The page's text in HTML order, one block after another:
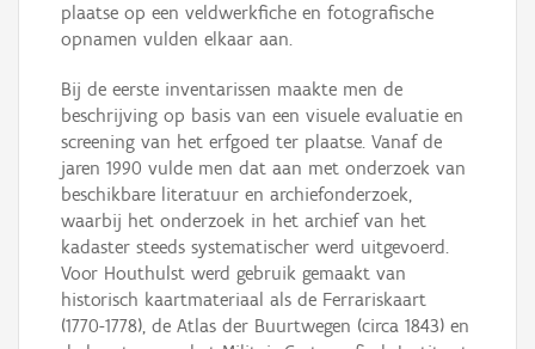
plaatse op een veldwerkfiche en fotografische
opnamen vulden elkaar aan.
Bij de eerste inventarissen maakte men de
beschrijving op basis van een visuele evaluatie en
screening van het erfgoed ter plaatse. Vanaf de
jaren 1990 vulde men dat aan met onderzoek van
beschikbare literatuur en archiefonderzoek,
waarbij het onderzoek in het archief van het
kadaster steeds systematischer werd uitgevoerd.
Voor Houthulst werd gebruik gemaakt van
historisch kaartmateriaal als de Ferrariskaart
(1770-1778), de Atlas der Buurtwegen (circa 1843) en